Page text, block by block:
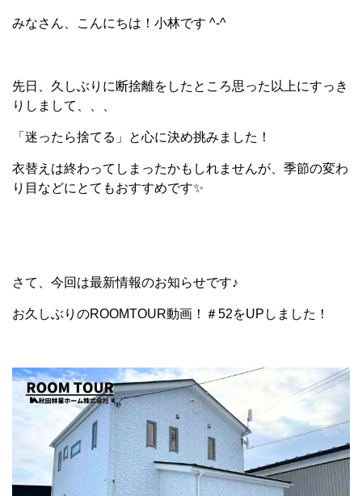
みなさん、こんにちは！小林です ^-^
先日、久しぶりに断捨離をしたところ思った以上にすっき
りしまして、、、
「迷ったら捨てる」と心に決め挑みました！
衣替えは終わってしまったかもしれませんが、季節の変わ
り目などにとてもおすすめです✨
さて、今回は最新情報のお知らせです♪
お久しぶりのROOMTOUR動画！＃52をUPしました！